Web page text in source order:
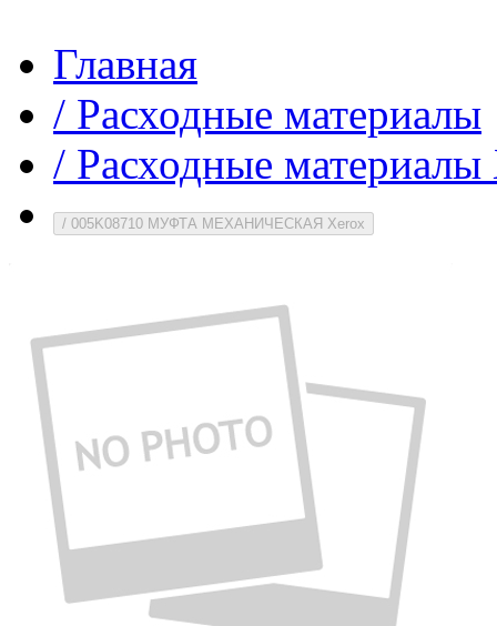
Главная
/ Расходные материалы
/ Расходные
/ 005K08710 МУФТА МЕХАНИЧЕСКАЯ Xerox